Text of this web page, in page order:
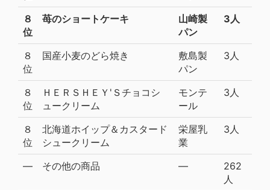
８
位
苺のショートケーキ
山崎製
パン
3人
８
位
国産小麦のどら焼き
敷島製
パン
3人
８
位
ＨＥＲＳＨＥＹ'Ｓチョコシ
ュークリーム
モンテ
ール
3人
８
位
北海道ホイップ＆カスタード
シュークリーム
栄屋乳
業
3人
― その他の商品 ―
262
人